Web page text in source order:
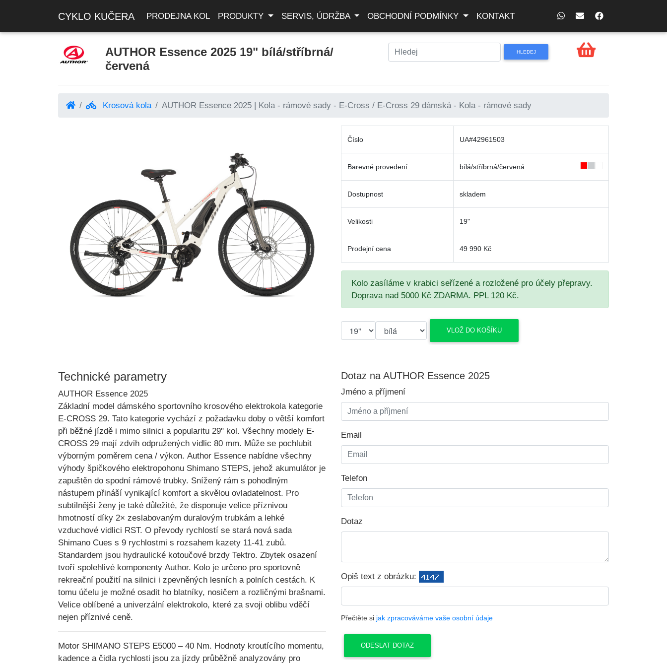
CYKLO KUČERA PRODEJNA KOL PRODUKTY SERVIS, ÚDRŽBA OBCHODNÍ PODMÍNKY KONTAKT
AUTHOR Essence 2025 19" bílá/stříbrná/
červená
Krosová kola AUTHOR Essence 2025 | Kola - rámové sady - E-Cross / E-Cross 29 dámská - Kola - rámové sady
Číslo UA#42961503
Barevné provedení bílá/stříbrná/červená
Dostupnost skladem
Velikosti 19"
Prodejní cena 49 990 Kč
Kolo zasíláme v krabici seřízené a rozložené pro účely přepravy.
Doprava nad 5000 Kč ZDARMA. PPL 120 Kč.
Technické parametry
AUTHOR Essence 2025
Základní model dámského sportovního krosového elektrokola kategorie
E-CROSS 29. Tato kategorie vychází z požadavku doby o větší komfort
při běžné jízdě i mimo silnici a popularitu 29" kol. Všechny modely E-
CROSS 29 mají zdvih odpružených vidlic 80 mm. Může se pochlubit
výborným poměrem cena / výkon. Author Essence nabídne všechny
výhody špičkového elektropohonu Shimano STEPS, jehož akumulátor je
zapuštěn do spodní rámové trubky. Snížený rám s pohodlným
nástupem přináší vynikající komfort a skvělou ovladatelnost. Pro
subtilnější ženy je také důležité, že disponuje velice příznivou
hmotností díky 2× zeslabovaným duralovým trubkám a lehké
vzduchové vidlici RST. O převody rychlostí se stará nová sada
Shimano Cues s 9 rychlostmi s rozsahem kazety 11-41 zubů.
Standardem jsou hydraulické kotoučové brzdy Tektro. Zbytek osazení
tvoří spolehlivé komponenty Author. Kolo je určeno pro sportovně
rekreační použití na silnici i zpevněných lesních a polních cestách. K
tomu účelu je možné osadit ho blatníky, nosičem a rozličnými brašnami.
Velice oblíbené a univerzální elektrokolo, které za svoji oblibu vděčí
nejen příznivé ceně.
Motor SHIMANO STEPS E5000 – 40 Nm. Hodnoty kroutícího momentu,
kadence a čidla rychlosti jsou za jízdy průběžně analyzovány pro
Dotaz na AUTHOR Essence 2025
Jméno a příjmení
Email
Telefon
Dotaz
Opiš text z obrázku:
Přečtěte si jak zpracováváme vaše osobní údaje